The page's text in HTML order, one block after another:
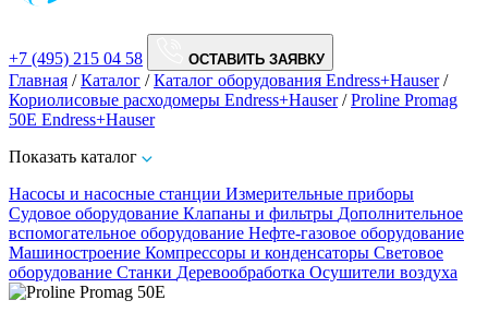
+7 (495) 215 04 58 ОСТАВИТЬ ЗАЯВКУ
Главная /Каталог /Каталог оборудования Endress+Hauser/
Кориолисовые расходомеры Endress+Hauser/Proline Promag
50E Endress+Hauser
Показать каталог
Насосы и насосные станции Измерительные приборы
Судовое оборудование Клапаны и фильтры Дополнительное
вспомогательное оборудование Нефте-газовое оборудование
Машиностроение Компрессоры и конденсаторы Световое
оборудование Станки Деревообработка Осушители воздуха